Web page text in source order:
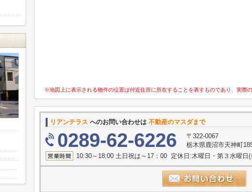
※地図上に表示される物件の位置は付近住所に所在することを表すものであり、実際
リアンテラス へのお問い合わせは 不動産のマスダまで
0289-62-6226
〒322-0067
栃木県鹿沼市天神町
10:30～18:00 土日祝は～17：00 定休日:木曜日・第３水曜日